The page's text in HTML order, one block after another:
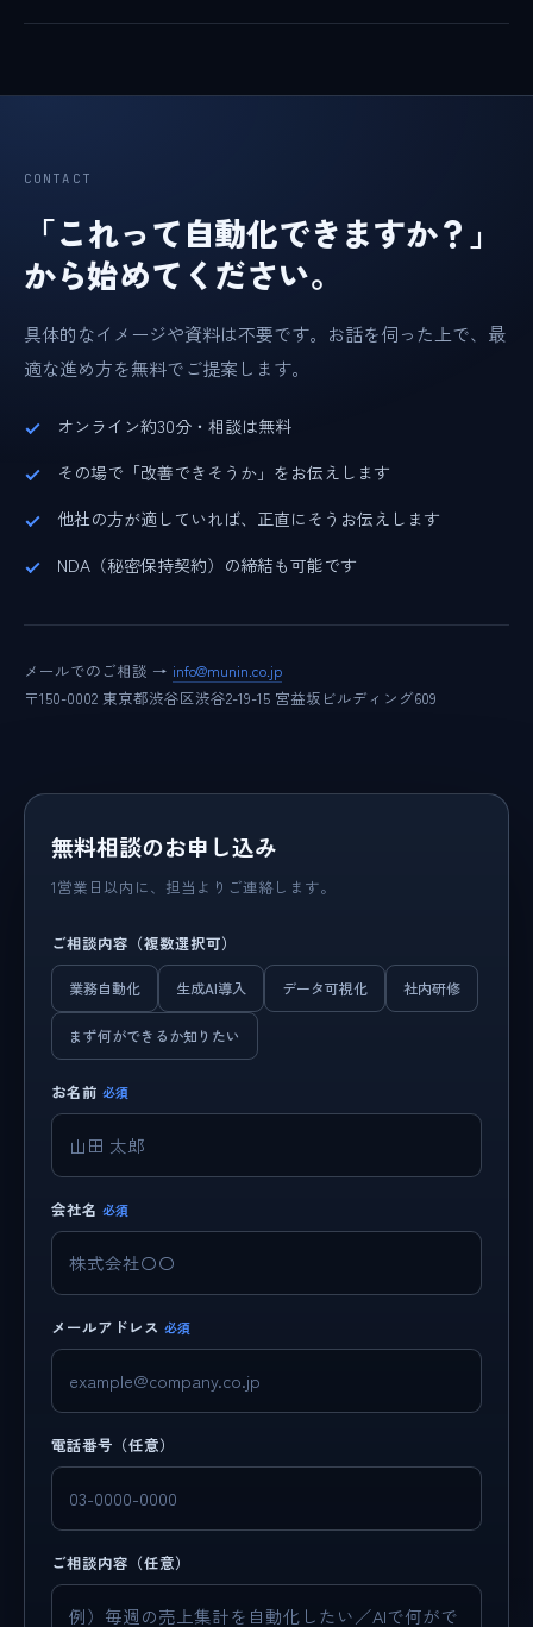
CONTACT
「これって自動化できますか？」
から始めてください。
具体的なイメージや資料は不要です。お話を伺った上で、最
適な進め方を無料でご提案します。
オンライン約30分・相談は無料
その場で「改善できそうか」をお伝えします
他社の方が適していれば、正直にそうお伝えします
NDA（秘密保持契約）の締結も可能です
メールでのご相談 → info@munin.co.jp
〒150-0002 東京都渋谷区渋谷2-19-15 宮益坂ビルディング609
無料相談のお申し込み
1営業日以内に、担当よりご連絡します。
ご相談内容（複数選択可）
業務自動化 生成AI導入 データ可視化 社内研修
まず何ができるか知りたい
お名前 必須
会社名 必須
メールアドレス 必須
電話番号（任意）
ご相談内容（任意）